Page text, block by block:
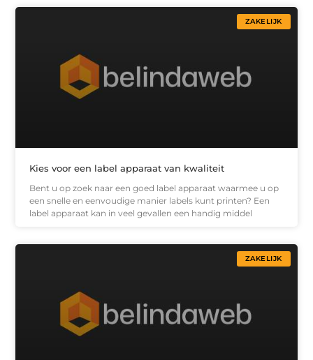
ZAKELIJK
Kies voor een label apparaat van kwaliteit
Bent u op zoek naar een goed label apparaat waarmee u op
een snelle en eenvoudige manier labels kunt printen? Een
label apparaat kan in veel gevallen een handig middel
ZAKELIJK